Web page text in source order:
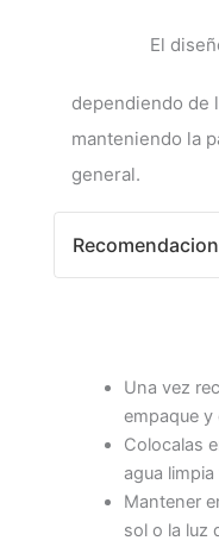
El
dependiendo de
manteniendo la
general.
Una vez
empaque y
Colocalas
agua
Mantener
sol o la luz